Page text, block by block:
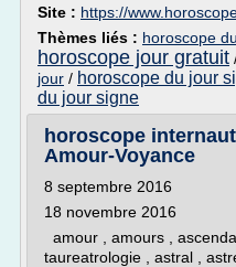
Site : https://
Thèmes liés : horoscope
horoscope jour gratuit
jour / horoscope du jour
du jour signe
horoscope
Amour-Voyance
8 septembre 2016
18 novembre 2016
amour , amours ,
taureatrologie , astral ,